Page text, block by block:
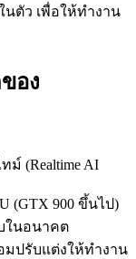
นตัว เพื่อให้ทำงาน
อง
ม์ (Realtime AI
(GTX 900 ขึ้นไป)
ในอนาคต
มปรับแต่งให้ทำงาน